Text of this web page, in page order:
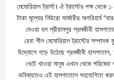
মেমোরিয়াল ট্রাস্ট। ঐ ট্রাস্টের পক্ষ
টাকা মূল্যের নিউরো সার্জারীর অপরিহার্য
দেওয়া হল শ্রীরামপুর শ্রমজীবী
রেবা শীল মেমোরিয়াল ট্রাস্টের সম্পাদক
উদ্যোগে গড়ে উঠেছে শ্রমজীবী হাসপাতাল,
খেটে খাওয়া মানুষ এখান থেকে
ভবিষ্যতেও এই হাসপাতালে সহযোগিতা